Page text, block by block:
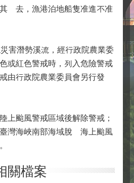
離去，漁港泊地船隻准進不准
害潛勢溪流，經行政院農業委
或紅色警戒時，列入危險警戒
由行政院農業委員會另行發
上颱風警戒區域後解除警戒；
灣海峽南部海域脫離海上颱風
關檔案